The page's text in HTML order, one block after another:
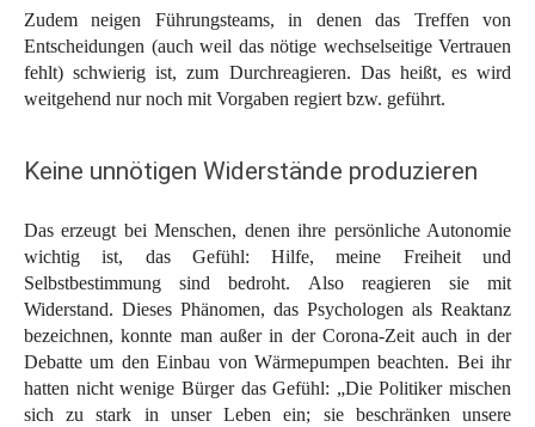
Zudem neigen Führungsteams, in denen das Treffen von
Entscheidungen (auch weil das nötige wechselseitige Vertrauen
fehlt) schwierig ist, zum Durchreagieren. Das heißt, es wird
weitgehend nur noch mit Vorgaben regiert bzw. geführt.
Keine unnötigen Widerstände produzieren
Das erzeugt bei Menschen, denen ihre persönliche Autonomie
wichtig ist, das Gefühl: Hilfe, meine Freiheit und
Selbstbestimmung sind bedroht. Also reagieren sie mit
Widerstand. Dieses Phänomen, das Psychologen als Reaktanz
bezeichnen, konnte man außer in der Corona-Zeit auch in der
Debatte um den Einbau von Wärmepumpen beachten. Bei ihr
hatten nicht wenige Bürger das Gefühl: „Die Politiker mischen
sich zu stark in unser Leben ein; sie beschränken unsere